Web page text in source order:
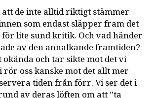
att de inte alltid riktigt stämmer
som endast släpper fram det
lite sund kritik. Och vad händer
av den annalkande framtiden?
och tar sikte mot det vi
oss kanske mot det allt mer
tiden från förr. Vi ser det i
av deras löften om att ”ta